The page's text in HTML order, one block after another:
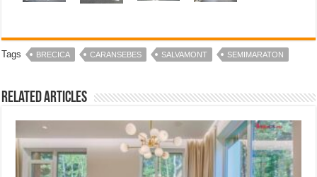
Tags BRECICA CARANSEBES SALVAMONT SEMIMARATON
Related Articles